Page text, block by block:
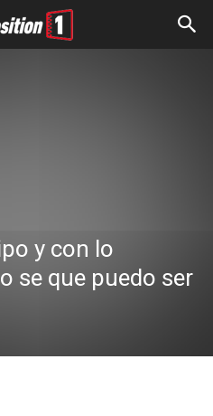
y con lo
se que puedo ser